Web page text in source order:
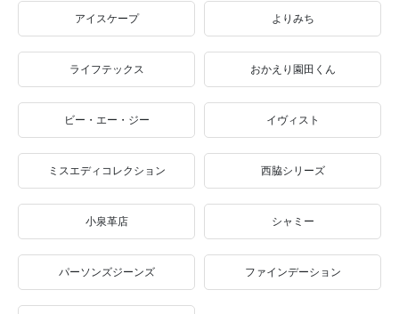
アイスケープ よりみち
ライフテックス おかえり園田くん
ビー・エー・ジー イヴィスト
ミスエディコレクション 西脇シリーズ
小泉革店 シャミー
パーソンズジーンズ ファインデーション